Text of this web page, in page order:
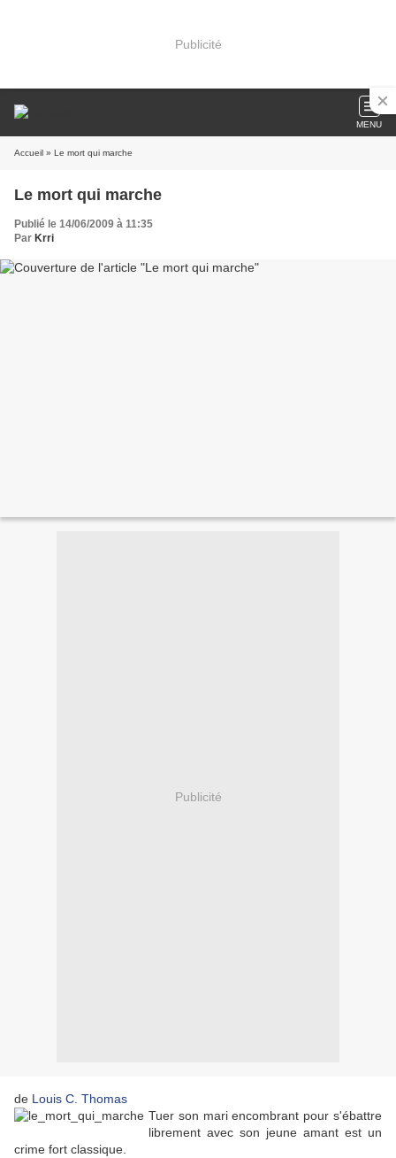
Publicité
MENU
Accueil » Le mort qui marche
Le mort qui marche
Publié le 14/06/2009 à 11:35
Par Krri
Publicité
de Louis C. Thomas
Tuer son mari encombrant pour s'ébattre
librement avec son jeune amant est un
crime fort classique.